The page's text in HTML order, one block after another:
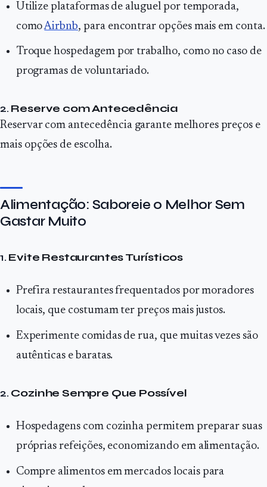
Utilize plataformas de aluguel por temporada,
comoAirbnb, para encontrar opções mais em conta.
Troque hospedagem por trabalho, como no caso de
programas de voluntariado.
2. Reserve com Antecedência
Reservar com antecedência garante melhores preços e
mais opções de escolha.
Alimentação: Saboreie o Melhor Sem
Gastar Muito
1. Evite Restaurantes Turísticos
Prefira restaurantes frequentados por moradores
locais, que costumam ter preços mais justos.
Experimente comidas de rua, que muitas vezes são
autênticas e baratas.
2. Cozinhe Sempre Que Possível
Hospedagens com cozinha permitem preparar suas
próprias refeições, economizando em alimentação.
Compre alimentos em mercados locais para